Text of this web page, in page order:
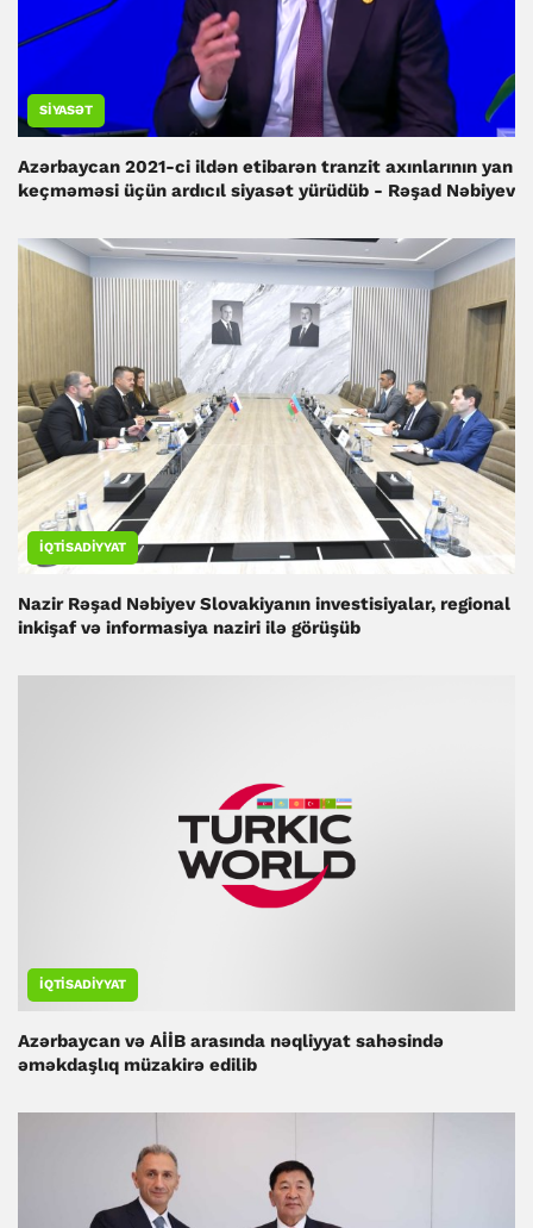
SIYASƏT
Azərbaycan 2021-ci ildən etibarən tranzit axınlarının yan
keçməməsi üçün ardıcıl siyasət yürüdüb - Rəşad Nəbiyev
İQTISADIYYAT
Nazir Rəşad Nəbiyev Slovakiyanın investisiyalar, regional
inkişaf və informasiya naziri ilə görüşüb
İQTISADIYYAT
Azərbaycan və AİİB arasında nəqliyyat sahəsində
əməkdaşlıq müzakirə edilib